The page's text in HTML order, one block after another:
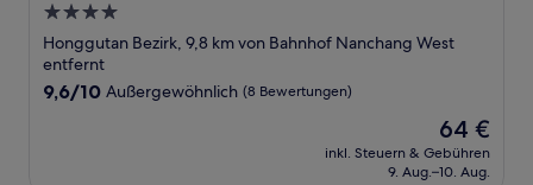
4.0-
Sterne-
Unterkunft
Honggutan Bezirk, 9,8 km von Bahnhof Nanchang West
entfernt
9.6
9,6/10 Außergewöhnlich (8 Bewertungen)
Der
Preis
beträgt
64 €
inkl. Steuern & Gebühren
9. Aug.–10. Aug.